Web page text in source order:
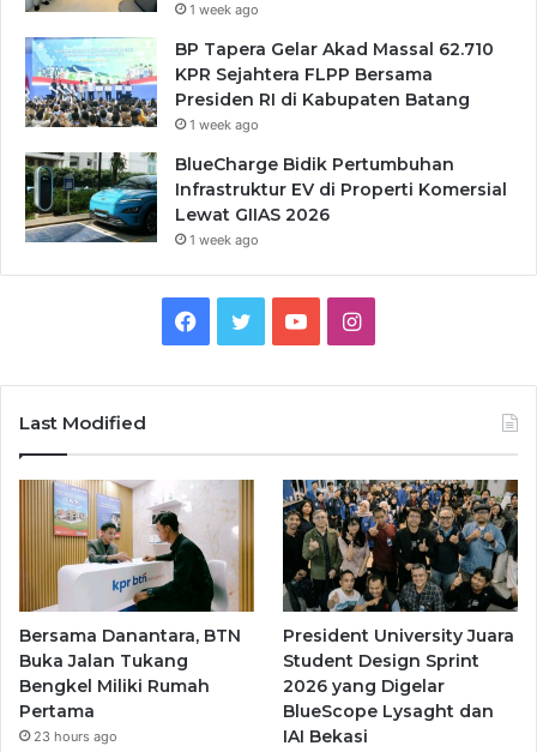
1 week ago
BP Tapera Gelar Akad Massal 62.710
KPR Sejahtera FLPP Bersama
Presiden RI di Kabupaten Batang
1 week ago
BlueCharge Bidik Pertumbuhan
Infrastruktur EV di Properti Komersial
Lewat GIIAS 2026
1 week ago
Facebook
TwitterYouTubeInstagram
Last Modified
Bersama Danantara, BTN
Buka Jalan Tukang
Bengkel Miliki Rumah
Pertama
23 hours ago
President University Juara
Student Design Sprint
2026 yang Digelar
BlueScope Lysaght dan
IAI Bekasi